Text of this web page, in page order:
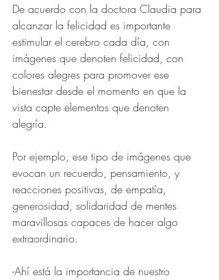
De acuerdo con la doctora Claudia para
alcanzar la felicidad es importante
estimular el cerebro cada día, con
imágenes que denoten felicidad, con
colores alegres para promover ese
bienestar desde el momento en que la
vista capte elementos que denoten
alegría.
Por ejemplo, ese tipo de imágenes que
evocan un recuerdo, pensamiento, y
reacciones positivas, de empatía,
generosidad, solidaridad de mentes
maravillosas capaces de hacer algo
extraordinario.
-Ahí está la importancia de nuestro